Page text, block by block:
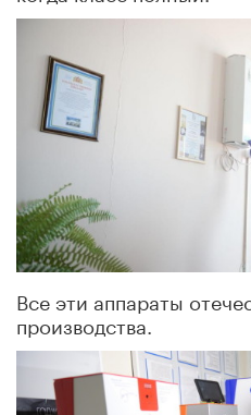
Все эти аппараты
производства.